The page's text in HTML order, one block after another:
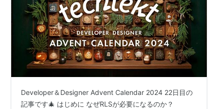
Developer＆Designer Advent Calendar 2024 22日目の
記事です🎄 はじめに なぜRLSが必要になるのか？